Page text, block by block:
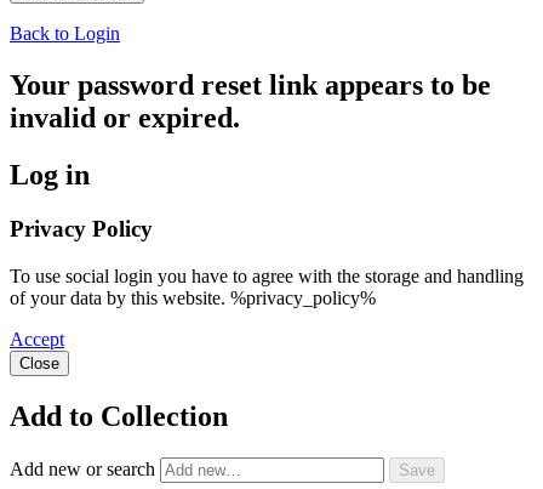
Back to Login
Your password reset link appears to be
invalid or expired.
Log in
Privacy Policy
To use social login you have to agree with the storage and handling
of your data by this website. %privacy_policy%
Accept
Close
Add to Collection
Add new or search